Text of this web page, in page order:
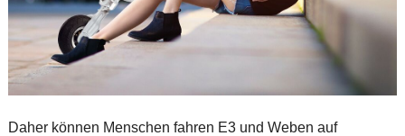
Daher können Menschen fahren E3 und Weben auf